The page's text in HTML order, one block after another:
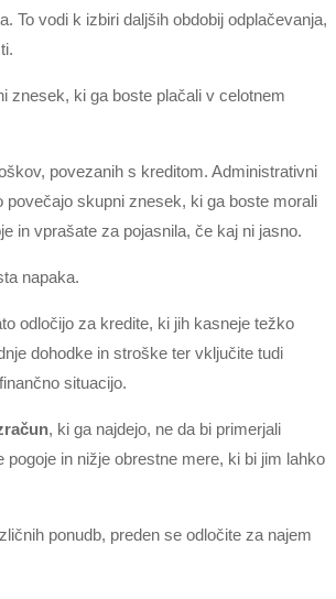
To vodi k izbiri daljših obdobij odplačevanja,
znesek, ki ga boste plačali v celotnem
povezanih s kreditom. Administrativni
skupni znesek, ki ga boste morali
in vprašate za pojasnila, če kaj ni jasno.
napaka.
odločijo za kredite, ki jih kasneje težko
dohodke in stroške ter vključite tudi
situacijo.
, ki ga najdejo, ne da bi primerjali
in nižje obrestne mere, ki bi jim lahko
ponudb, preden se odločite za najem